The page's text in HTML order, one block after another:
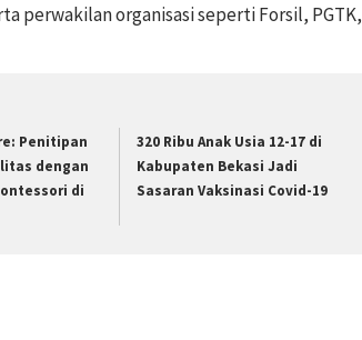
perwakilan organisasi seperti Forsil, PGTK,
Penitipan
dengan
di
320 Ribu Anak Usia 12-17 di
Kabupaten Bekasi Jadi
Sasaran Vaksinasi Covid-19